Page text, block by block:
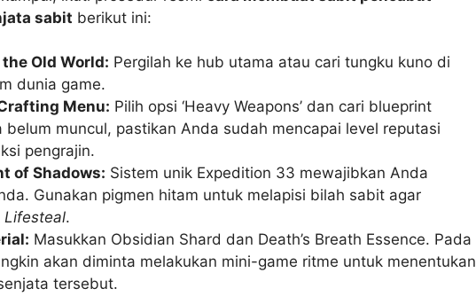
sabit berikut ini:
Old World: Pergilah ke hub utama atau cari tungku kuno di
dunia game.
Menu: Pilih opsi ‘Heavy Weapons’ dan cari blueprint
belum muncul, pastikan Anda sudah mencapai level reputasi
pengrajin.
of Shadows: Sistem unik Expedition 33 mewajibkan Anda
Gunakan pigmen hitam untuk melapisi bilah sabit agar
Lifesteal.
Masukkan Obsidian Shard dan Death’s Breath Essence. Pada
akan diminta melakukan mini-game ritme untuk menentukan
tersebut.